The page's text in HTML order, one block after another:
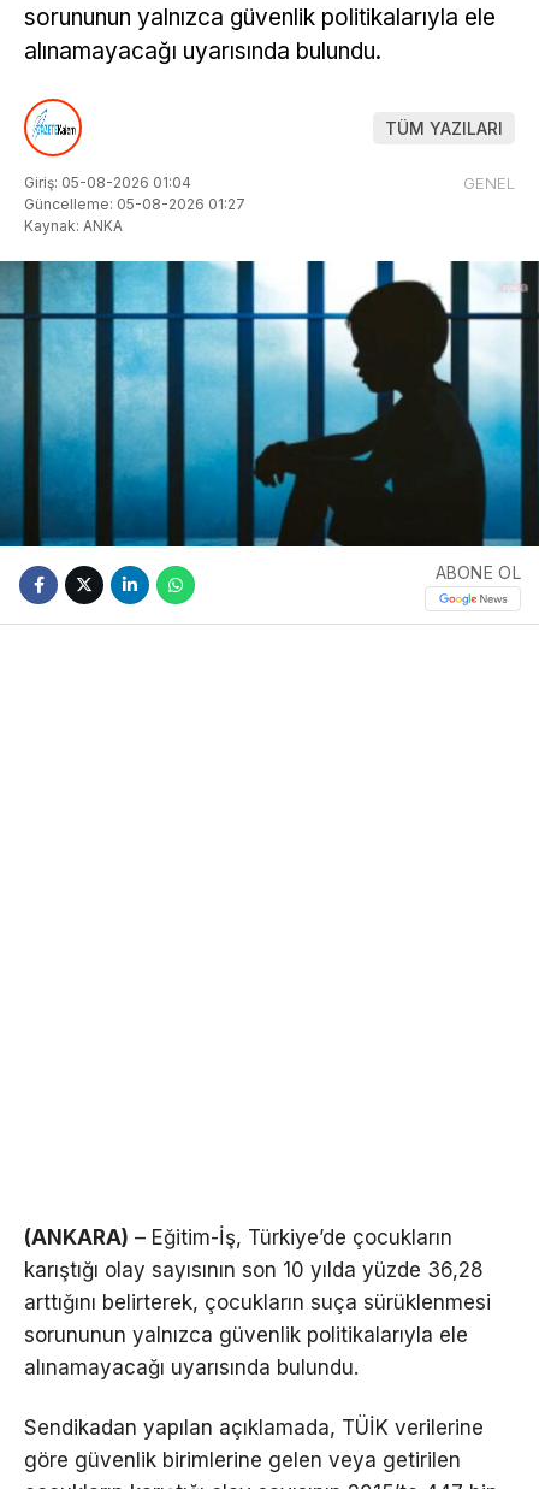
sorununun yalnızca güvenlik politikalarıyla ele
alınamayacağı uyarısında bulundu.
TÜM YAZILARI
Giriş: 05-08-2026 01:04
Güncelleme: 05-08-2026 01:27
Kaynak: ANKA
GENEL
ABONE OL
(ANKARA) – Eğitim-İş, Türkiye’de çocukların
karıştığı olay sayısının son 10 yılda yüzde 36,28
arttığını belirterek, çocukların suça sürüklenmesi
sorununun yalnızca güvenlik politikalarıyla ele
alınamayacağı uyarısında bulundu.
Sendikadan yapılan açıklamada, TÜİK verilerine
göre güvenlik birimlerine gelen veya getirilen